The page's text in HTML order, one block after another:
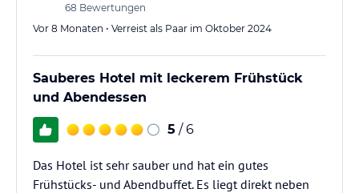
68 Bewertungen
Vor 8 Monaten • Verreist als Paar im Oktober 2024
Sauberes Hotel mit leckerem Frühstück
und Abendessen
5 / 6
Das Hotel ist sehr sauber und hat ein gutes
Frühstücks- und Abendbuffet. Es liegt direkt neben